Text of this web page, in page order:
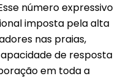
número expressivo
imposta pela alta
nas praias,
de resposta
em toda a